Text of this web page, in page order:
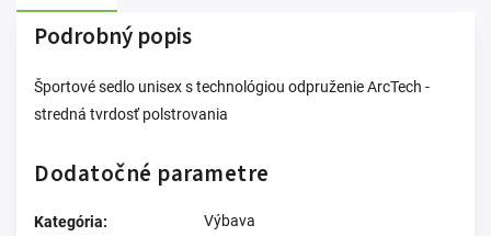
Podrobný popis
Športové sedlo unisex s technológiou odpruženie ArcTech -
stredná tvrdosť polstrovania
Dodatočné parametre
Kategória:
Výbava